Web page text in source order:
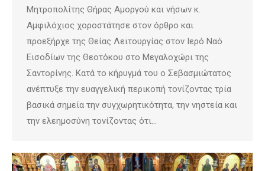
Μητροπολίτης Θήρας Αμοργού και νήσων κ.
Αμφιλόχιος χοροστάτησε στον όρθρο και
προεξήρχε της Θείας Λειτουργίας στον Ιερό Ναό
Εισοδίων της Θεοτόκου στο Μεγαλοχώρι της
Σαντορίνης. Κατά το κήρυγμά του ο Σεβασμιώτατος
ανέπτυξε την ευαγγελική περικοπή τονίζοντας τρία
βασικά σημεία την συγχωρητικότητα, την νηστεία και
την ελεημοσύνη τονίζοντας ότι…